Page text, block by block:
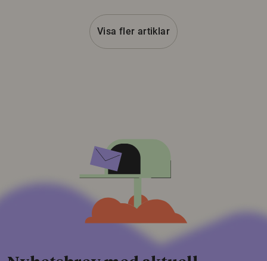
Visa fler artiklar